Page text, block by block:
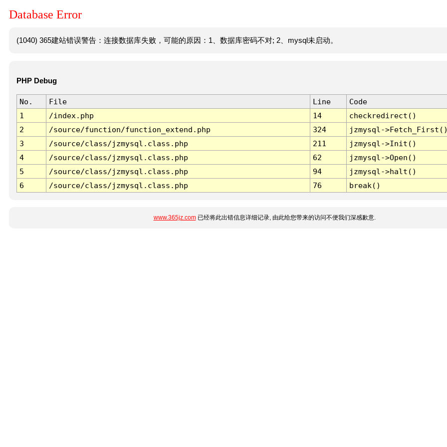
Database Error
(1040) 365建站错误警告：连接数据库失败，可能的原因：1、数据库密码不对; 2、mysql未启动。
PHP Debug
No. File Line
Code
1
/index.php 14
checkredirect()
2
/source/function/function_extend.php 324
jzmysql-
3
/source/class/jzmysql.class.php 211
jzmysql->Init()
4
/source/class/jzmysql.class.php 62
jzmysql->Open()
5
/source/class/jzmysql.class.php 94
jzmysql->halt()
6
/source/class/jzmysql.class.php 76 break()
www.365jz.com已经将此出错信息详细记录, 由此给您带来的访问不便我们深感歉意.